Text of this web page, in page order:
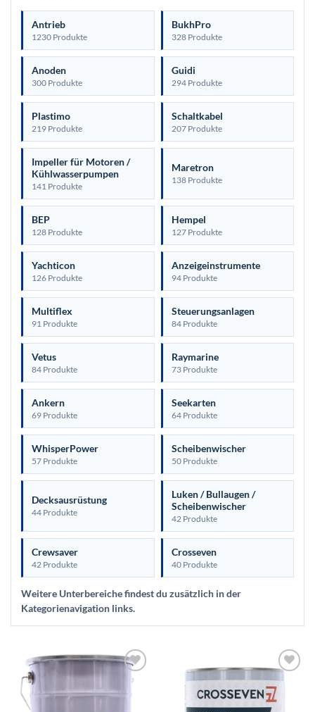
Antrieb
1230 Produkte
BukhPro
328 Produkte
Anoden
300 Produkte
Guidi
294 Produkte
Plastimo
219 Produkte
Schaltkabel
207 Produkte
Impeller für Motoren /
Kühlwasserpumpen
141 Produkte
Maretron
138 Produkte
BEP
128 Produkte
Hempel
127 Produkte
Yachticon
126 Produkte
Anzeigeinstrumente
94 Produkte
Multiflex
91 Produkte
Steuerungsanlagen
84 Produkte
Vetus
84 Produkte
Raymarine
73 Produkte
Ankern
69 Produkte
Seekarten
64 Produkte
WhisperPower
57 Produkte
Scheibenwischer
50 Produkte
Decksausrüstung
44 Produkte
Luken / Bullaugen /
Scheibenwischer
42 Produkte
Crewsaver
42 Produkte
Crosseven
40 Produkte
Weitere Unterbereiche findest du zusätzlich in der
Kategorienavigation links.